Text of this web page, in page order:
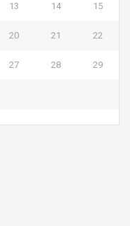
13 14 15
20 21 22
27 28 29